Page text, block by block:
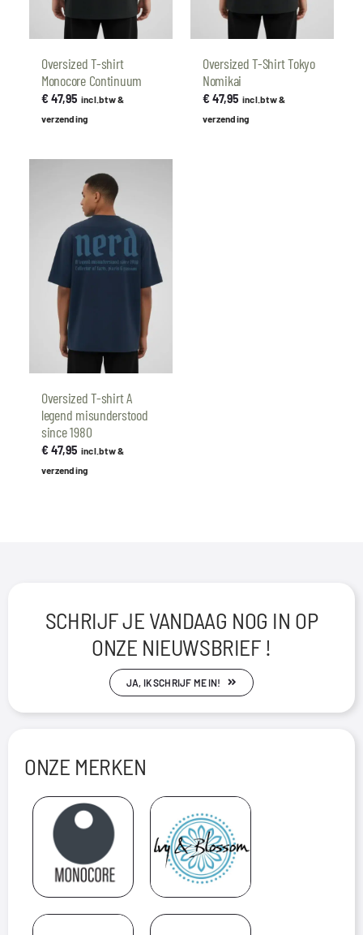
Oversized T-shirt
Monocore Continuum
€47,95 incl.btw &
verzending
Oversized T-Shirt Tokyo
Nomikai
€47,95 incl.btw &
verzending
Oversized T-shirt A
legend misunderstood
since 1980
€47,95 incl.btw &
verzending
SCHRIJF JE VANDAAG NOG IN OP
ONZE NIEUWSBRIEF !
JA, IK SCHRIJF ME IN!
ONZE MERKEN